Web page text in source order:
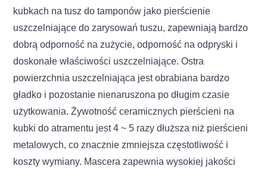
kubkach na tusz do tamponów jako pierścienie
uszczelniające do zarysowań tuszu, zapewniają bardzo
dobrą odporność na zużycie, odporność na odpryski i
doskonałe właściwości uszczelniające. Ostra
powierzchnia uszczelniająca jest obrabiana bardzo
gładko i pozostanie nienaruszona po długim czasie
użytkowania. Żywotność ceramicznych pierścieni na
kubki do atramentu jest 4 ~ 5 razy dłuższa niż pierścieni
metalowych, co znacznie zmniejsza częstotliwość i
koszty wymiany. Mascera zapewnia wysokiej jakości